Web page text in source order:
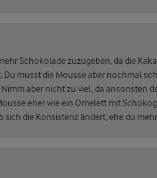
Schokolade zuzugeben, da die
musst die Mousse aber nochmal
aber nicht zu viel, da ansonsten
eher wie ein Omelett mit
sich die Konsistenz ändert, ehe du